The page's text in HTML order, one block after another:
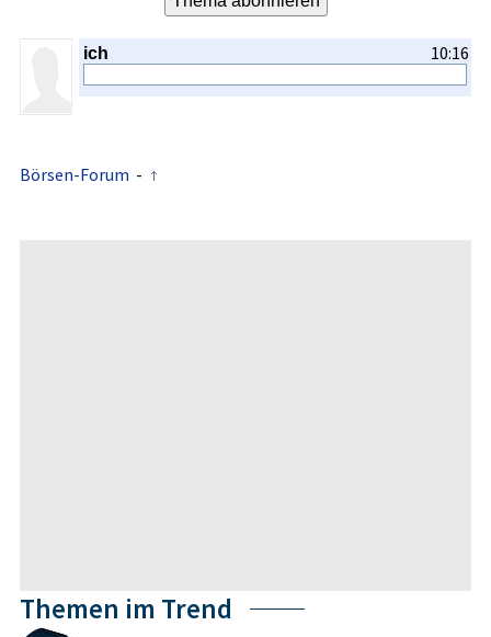
ich 10:16
Börsen-Forum -
Themen im Trend